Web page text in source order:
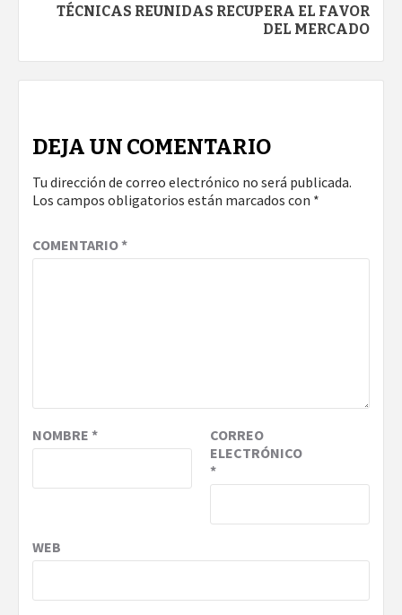
TÉCNICAS REUNIDAS RECUPERA EL FAVOR
DEL MERCADO
DEJA UN COMENTARIO
Tu dirección de correo electrónico no será publicada.
Los campos obligatorios están marcados con *
COMENTARIO*
NOMBRE *
CORREO
ELECTRÓNICO
*
WEB